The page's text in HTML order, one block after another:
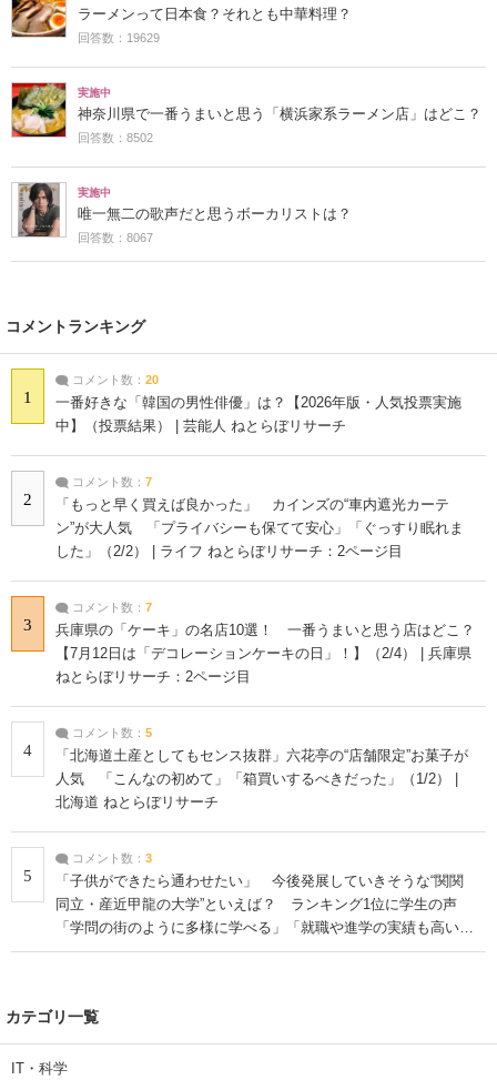
ラーメンって日本食？それとも中華料理？
回答数：19629
実施中
神奈川県で一番うまいと思う「横浜家系ラーメン店」はどこ？
回答数：8502
実施中
唯一無二の歌声だと思うボーカリストは？
回答数：8067
コメントランキング
1
コメント数： 20
一番好きな「韓国の男性俳優」は？【2026年版・人気投票実施
中】（投票結果） | 芸能人 ねとらぼリサーチ
2
コメント数： 7
「もっと早く買えば良かった」 カインズの“車内遮光カーテ
ン”が大人気 「プライバシーも保てて安心」「ぐっすり眠れま
した」（2/2） | ライフ ねとらぼリサーチ：2ページ目
3
コメント数： 7
兵庫県の「ケーキ」の名店10選！ 一番うまいと思う店はどこ？
【7月12日は「デコレーションケーキの日」！】（2/4） | 兵庫県
ねとらぼリサーチ：2ページ目
4
コメント数： 5
「北海道土産としてもセンス抜群」六花亭の“店舗限定”お菓子が
人気 「こんなの初めて」「箱買いするべきだった」（1/2） |
北海道 ねとらぼリサーチ
5
コメント数： 3
「子供ができたら通わせたい」 今後発展していきそうな“関関
同立・産近甲龍の大学”といえば？ ランキング1位に学生の声
「学問の街のように多様に学べる」「就職や進学の実績も高い」
| 大学 ねとらぼリサーチ
カテゴリ一覧
IT・科学